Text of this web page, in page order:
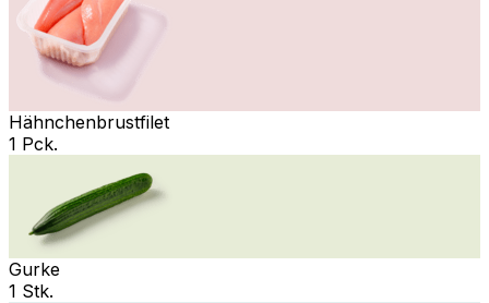
Hähnchenbrustfilet
1 Pck.
Gurke
1 Stk.